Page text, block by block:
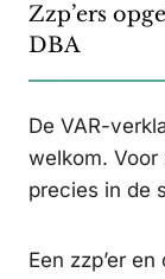
Zzp’ers
DBA
De VAR-
welkom. Voor
precies in de
Een zzp’er